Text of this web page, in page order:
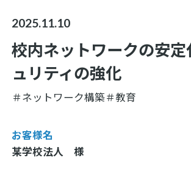
2025.11.10
校内ネットワークの安定
ュリティの強化
＃ネットワーク構築＃教育
お客様名
某学校法人 様